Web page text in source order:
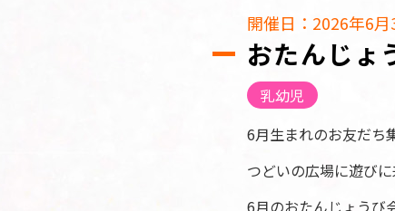
開催日：2026年6
おたんじょ
乳幼児
6月生まれのお友だち
つどいの広場に遊び
6月のおたんじょうび